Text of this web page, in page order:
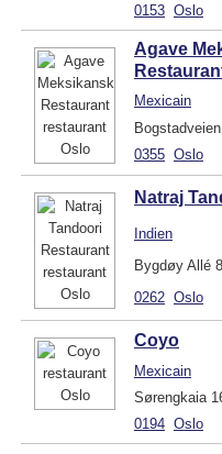
0153 Oslo
Agave
Mexicain
0355 Oslo
Natraj
Indien
Bygdøy Allé 8
0262 Oslo
Coyo
Mexicain
Sørengkaia
0194 Oslo